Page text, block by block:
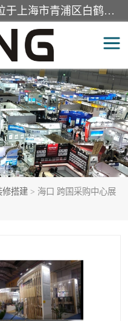
上海日朗展览服务有限公司位于上海市青浦区白鹤镇，营业范围有展览展示会务服务，室内装饰设计及施工，展示道具设计制作，舞台设计，图文设计，灯箱制作，园林绿化工程，广告装潢材料，建筑材料，办公用品，工艺礼品日用百货销售。
修搭建 > 海口 跨国采购中心展
活动会议执行
专柜制作
展会搭建
展会服务